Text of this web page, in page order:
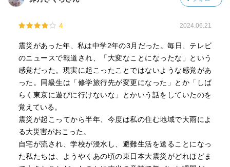
4 2024.06.21
震災があった年、私は中学2年の3月だった。毎日、テレビ
のニュースで報道され、「大変なことになったな」という
感覚だった。現実に起こったことではないような感覚があ
った。同級生は「修学旅行先が変更になった」とか「しば
らく東京に遊びに行けないな」とかいう話をしていたのを
覚えている。
震災が起こってから半年、今度は私の住む地域で大雨によ
る大災害がおこった。
自宅が流され、学校が浸水し、避難生活を送ることになっ
た私たちは、ようやくあの頃の東日本大震災がどれほどま